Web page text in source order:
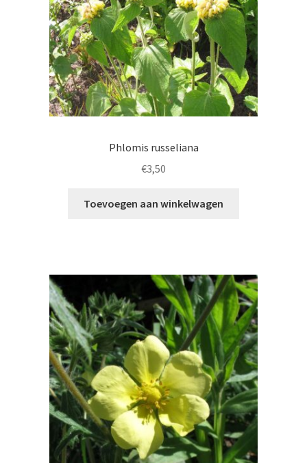
Phlomis russeliana
€3,50
Toevoegen aan winkelwagen